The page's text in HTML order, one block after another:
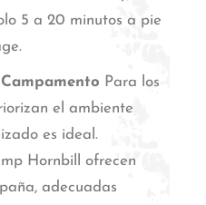
5 a 20 minutos a pie
Para los
el ambiente
es ideal.
Hornbill ofrecen
adecuadas